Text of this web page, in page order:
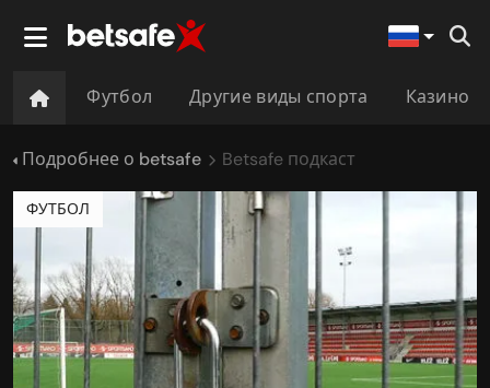
Футбол Другие виды спорта Казино
Подробнее о betsafe Betsafe подкаст
ФУТБОЛ